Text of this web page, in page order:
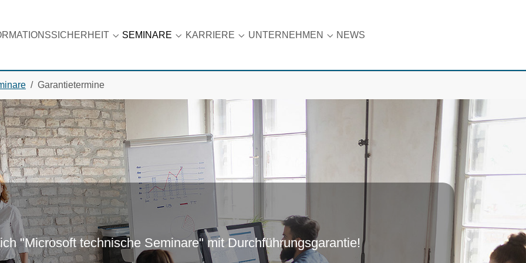
for "Datenschutz" Submenu for "Informationssicherheit"
SEMINARE
Submenu for "Seminare"
KARRIERE
Submenu for "Karriere"
UNTERNEHMEN
Submenu for "Unternehmen"
NEWS
Garantietermine
"Microsoft technische Seminare" mit Durchführungsgarantie!